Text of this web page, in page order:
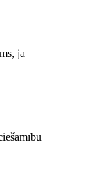
ja